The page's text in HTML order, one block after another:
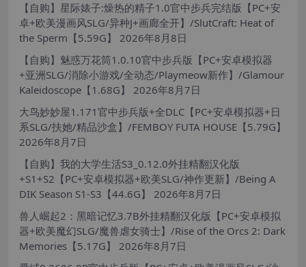
【自购】星际婊子:燥热的精子1.0官中步兵完结版【PC+安
卓+欧美漫画风SLG/异种J+画廊全开】/SlutCraft: Heat of
the Sperm【5.59G】
2026年8月8日
【自购】魅惑万花筒1.0.10官中步兵版【PC+安卓模拟器
+亚洲SLG/消除小游戏/全动态/Playmeow新作】/Glamour
Kaleidoscope【1.68G】
2026年8月7日
大鸟妙妙屋1.171官中步兵版+全DLC【PC+安卓模拟器+日
系SLG/扶她/精品沙盒】/FEMBOY FUTA HOUSE【5.79G】
2026年8月7日
【自购】我的大学生活S3_0.12.0外挂精翻汉化版
+S1+S2【PC+安卓模拟器+欧美SLG/神作更新】/Being A
DIK Season S1-S3【44.6G】
2026年8月7日
兽人崛起2：黑暗记忆3.7B外挂精翻汉化版【PC+安卓模拟
器+欧美魔幻SLG/魔兽虐女骑士】/Rise of the Orcs 2: Dark
Memories【5.17G】
2026年8月7日